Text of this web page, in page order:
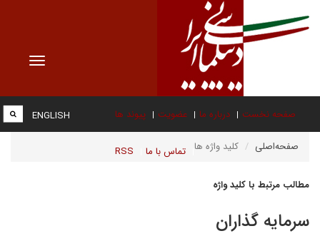
Toggle
صفحه نخست درباره ما عضویت پیوند ها
تماس با ما RSS
ENGLISH
صفحه‌اصلی کلید واژه ها
مطالب مرتبط با کلید واژه
سرمایه گذاران